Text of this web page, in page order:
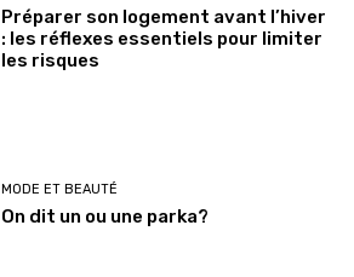
Préparer son logement avant l’hiver
: les réflexes essentiels pour limiter
les risques
MODE ET BEAUTÉ
On dit un ou une parka?